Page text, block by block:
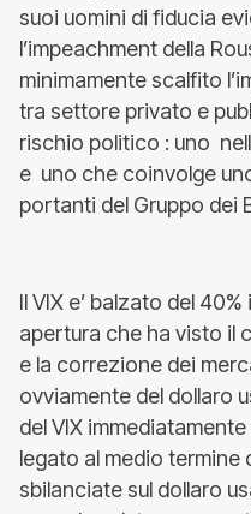
suoi uomini di fiducia
l’impeachment della
minimamente scalfito
tra settore privato e
rischio politico : uno
e uno che coinvolge
portanti del Gruppo dei
Il VIX e’ balzato del
apertura che ha visto il
e la correzione dei
ovviamente del dollaro
del VIX
legato al medio termine
sbilanciate sul dollaro